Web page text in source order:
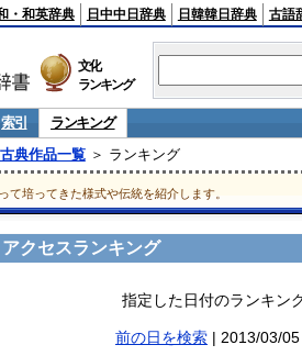
・和英辞典 日中中日辞典 日韓韓日辞典 古語
文化
ランキング
索引
ランキング
典作品一覧＞ ランキング
て培ってきた様式や伝統を紹介します。
アクセスランキング
指定した日付のランキン
前の日を検索| 2013/03/05